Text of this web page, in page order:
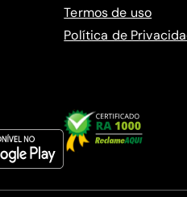
Termos de uso
Política de